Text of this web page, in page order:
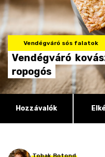
Vendégváró sós falatok
Vendégváró
ropogós
Hozzávalók
Tobak Botond